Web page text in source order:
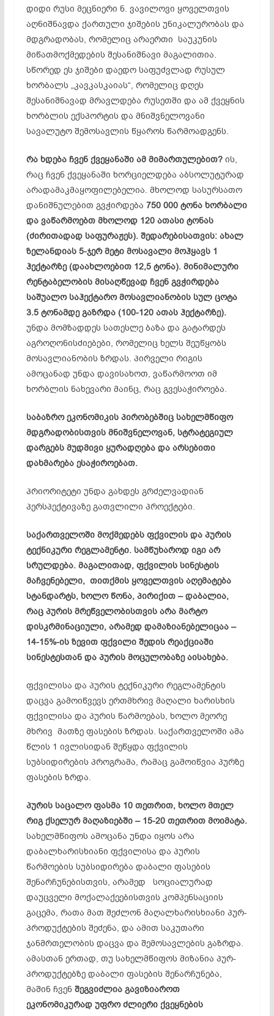
დიდი რუსი მეცნიერი ნ. ვავილოვი ყოველთვის
აღნიშნავდა ქართული ჯიშების უნიკალურობას და
მდგრადობას, რომელიც არაერთი საუკუნის
მიწათმოქმედების შესანიშნავი მაგალითია.
სწორედ ეს ჯიშები დაედო საფუძვლად რუსულ
ხორბალს „კავკასკაიას“, რომელიც დღეს
შესანიშნავად მრავლდება რუსეთში და ამ ქვეყნის
ხორბლის ექსპორტის და მნიშვნელოვანი
სავალუტო შემოსავლის წყაროს წარმოადგენს.
რა ხდება ჩვენ ქვეყანაში ამ მიმართულებით?ის,
რაც ჩვენ ქვეყანაში ხორციელდება აბსოლუტურად
არადამაკმაყოფილებელია. მხოლოდ სასურსათო
დანიშნულებით გვჭირდება 750 000 ტონა ხორბალი
და ვაწარმოებთ მხოლოდ 120 ათასი ტონას
(ძირითადად საფურაჟეს). შედარებისათვის: ახალ
ზელანდიას 5-ჯერ მეტი მოსავალი მოჰყავს 1
ჰექტარზე (დაახლოებით 12,5 ტონა). მინიმალური
რენტაბელობის მისაღწევად ჩვენ გვჭირდება
საშუალო საჰექტარო მოსავლიანობის სულ ცოტა
3.5 ტონამდე გაზრდა (100-120 ათას ჰექტარზე).
უნდა მომზადდეს სათესლე ბაზა და გატარდეს
აგროღონისძიებები, რომელიც ხელს შეუწყობს
მოსავლიანობის ზრდას. პირველი რიგის
ამოცანად უნდა დავისახოთ, ვაწარმოოთ იმ
ხორბლის ნახევარი მაინც, რაც გვესაჭიროება.
საბაზრო ეკონომიკის პირობებშიც სახელმწიფო
მდგრადობისთვის მნიშვნელოვან, სტრატეგიულ
დარგებს მუდმივი ყურადღება და არსებითი
დახმარება ესაჭიროებათ.
პრიორიტეტი უნდა გახდეს გრძელვადიან
პერსპექტივაზე გათვლილი პროექტები.
საქართველოში მოქმედებს ფქვილის და პურის
ტექნიკური რეგლამენტი. სამწუხაროდ იგი არ
სრულდება. მაგალითად, ფქვილის სინესტის
მაჩვენებელი, თითქმის ყოველთვის აღემატება
სტანდარტს, ხოლო წონა, პირიქით – დაბალია,
რაც პურის მრეწველობისთვის არა მარტო
დისკრმინაციული, არამედ დამაზიანებელიცაა –
14-15%-ის ზევით ფქვილი შედის რეაქციაში
სინესტესთან და პურის მოცულობაზე აისახება.
ფქვილისა და პურის ტექნიკური რეგლამენტის
დაცვა გამოიწვევს ერთმხრივ მაღალი ხარისხის
ფქვილისა და პურის წარმოებას, ხოლო მეორე
მხრივ მათზე ფასების ზრდას. საქართველოში ამა
წლის 1 ივლისიდან შეწყდა ფქვილის
სუბსიდირების პროგრამა, რამაც გამოიწვია პურზე
ფასების ზრდა.
პურის საცალო ფასმა 10 თეთრით, ხოლო მთელ
რიგ ქსელურ მაღაზიებში – 15-20 თეთრით მოიმატა.
სახელმწიფოს ამოცანა უნდა იყოს არა
დაბალხარისხიანი ფქვილისა და პურის
წარმოების სუბსიდირება დაბალი ფასების
შენარჩუნებისთვის, არამედ სოციალურად
დაუცველი მოქალაქეებისთვის კომპენსაციის
გაცემა, რათა მათ შეძლონ მაღალხარისხიანი პურ-
პროდუქტების შეძენა, და ამით საკუთარი
ჯანმრთელობის დაცვა და შემოსავლების გაზრდა.
ამასთან ერთად, თუ სახელმწიფოს მიზანია პურ-
პროდუქტებზე დაბალი ფასების შენარჩუნება,
მაშინ ჩვენ შეგვიძლია გავიზიაროთ
ეკონომიკურად უფრო ძლიერი ქვეყნების